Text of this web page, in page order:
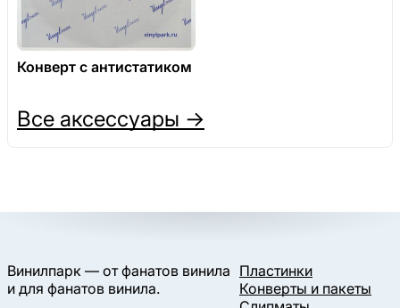
Конверт с антистатиком
Все аксессуары →
Винилпарк — от фанатов винила
и для фанатов винила.
Пластинки
Конверты и пакеты